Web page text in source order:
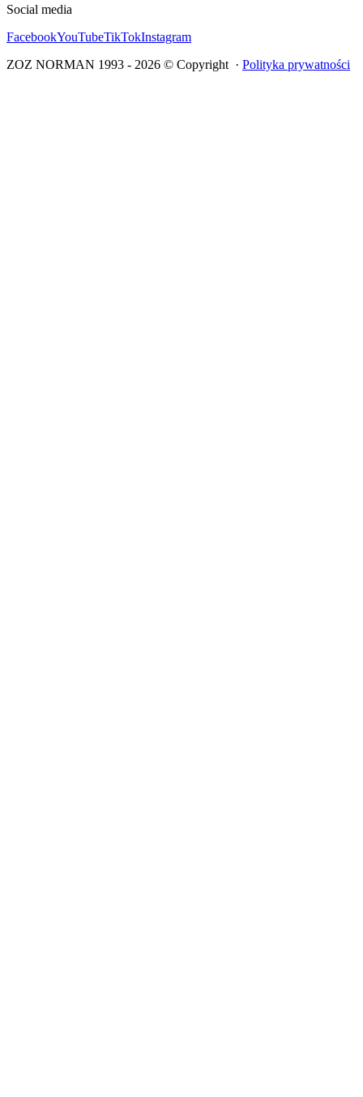
Social media
FacebookYouTubeTikTokInstagram
ZOZ NORMAN 1993 - 2026 © Copyright · Polityka prywatności